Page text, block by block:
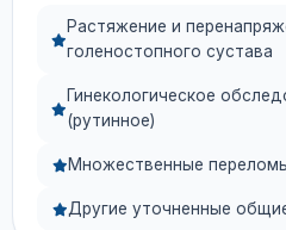
Растяжение и
голеностопного сустава
Гинекологическое
(рутинное)
Множественные
Другие уточненные